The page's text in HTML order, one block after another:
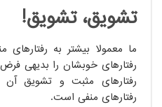
تشویق، تشویق!
ما معمولاً بیشتر به
رفتارهای خوبشان را بدیهی
رفتارهای مثبت و تشویق آن
رفتارهای منفی است.